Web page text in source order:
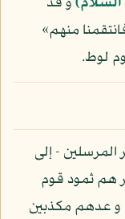
منهم»
لوط.
- إلى
هم ثمود قوم
و عدهم مكذبين